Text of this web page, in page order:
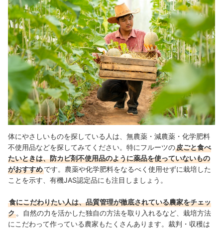
体にやさしいものを探している人は、無農薬・減農薬・化学肥料
不使用品などを探してみてください。特にフルーツの皮ごと食べ
たいときは、防カビ剤不使用品のように薬品を使っていないもの
がおすすめです。農薬や化学肥料をなるべく使用せずに栽培した
ことを示す、有機JAS認定品にも注目しましょう。
食にこだわりたい人は、品質管理が徹底されている農家をチェッ
ク 。自然の力を活かした独自の方法を取り入れるなど、栽培方法
にこだわって作っている農家もたくさんあります。裁判・収穫は